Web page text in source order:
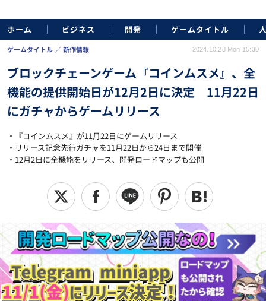
ホーム ビジネス 開発 ゲームタイトル
ブロックチェーンゲーム『コインムスメ』、全
機能の提供開始日が12月2日に決定 11月22日
にガチャからゲームリリース
・『コインムスメ』が11月22日にゲームリリース
・リリース記念先行ガチャを11月22日から24日まで開催
・12月2日に全機能をリリース、開発ロードマップも公開
ゲームタイトル 新作情報 2024.10.28 Mon 15:30